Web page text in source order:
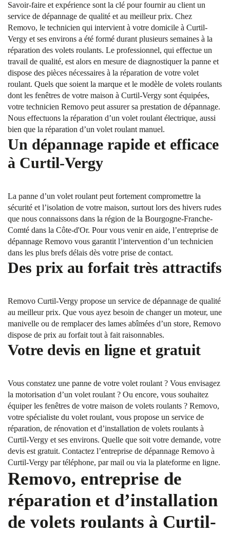
Savoir-faire et expérience sont la clé pour fournir au client un
service de dépannage de qualité et au meilleur prix. Chez
Removo, le technicien qui intervient à votre domicile à Curtil-
Vergy et ses environs a été formé durant plusieurs semaines à la
réparation des volets roulants. Le professionnel, qui effectue un
travail de qualité, est alors en mesure de diagnostiquer la panne et
dispose des pièces nécessaires à la réparation de votre volet
roulant. Quels que soient la marque et le modèle de volets roulants
dont les fenêtres de votre maison à Curtil-Vergy sont équipées,
votre technicien Removo peut assurer sa prestation de dépannage.
Nous effectuons la réparation d’un volet roulant électrique, aussi
bien que la réparation d’un volet roulant manuel.
Un dépannage rapide et efficace
à Curtil-Vergy
La panne d’un volet roulant peut fortement compromettre la
sécurité et l’isolation de votre maison, surtout lors des hivers rudes
que nous connaissons dans la région de la Bourgogne-Franche-
Comté dans la Côte-d'Or. Pour vous venir en aide, l’entreprise de
dépannage Removo vous garantit l’intervention d’un technicien
dans les plus brefs délais dès votre prise de contact.
Des prix au forfait très attractifs
Removo Curtil-Vergy propose un service de dépannage de qualité
au meilleur prix. Que vous ayez besoin de changer un moteur, une
manivelle ou de remplacer des lames abîmées d’un store, Removo
dispose de prix au forfait tout à fait raisonnables.
Votre devis en ligne et gratuit
Vous constatez une panne de votre volet roulant ? Vous envisagez
la motorisation d’un volet roulant ? Ou encore, vous souhaitez
équiper les fenêtres de votre maison de volets roulants ? Removo,
votre spécialiste du volet roulant, vous propose un service de
réparation, de rénovation et d’installation de volets roulants à
Curtil-Vergy et ses environs. Quelle que soit votre demande, votre
devis est gratuit. Contactez l’entreprise de dépannage Removo à
Curtil-Vergy par téléphone, par mail ou via la plateforme en ligne.
Removo, entreprise de
réparation et d’installation
de volets roulants à Curtil-